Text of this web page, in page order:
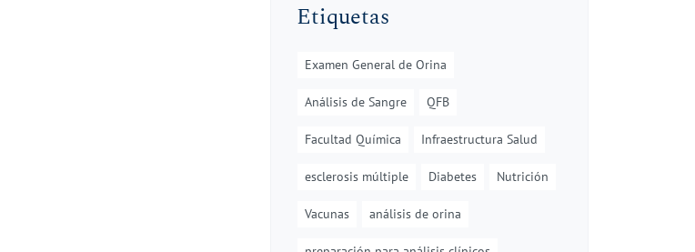
Etiquetas
Examen General de Orina
Análisis de Sangre QFB
Facultad Química Infraestructura Salud
esclerosis múltiple Diabetes Nutrición
Vacunas análisis de orina